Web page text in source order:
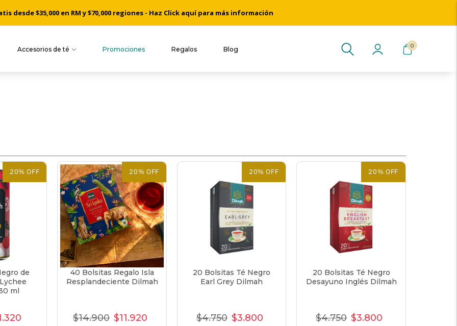
desde $35,000 en RM y $70,000 regiones - Haz Click aquí para más información
Accesorios de té Promociones Regalos Blog 0
20% OFF
de
ml
20% OFF
40 Bolsitas Regalo Isla
Resplandeciente Dilmah
Precio
$14.900 Precio
$11.920
20% OFF
20 Bolsitas Té Negro
Earl Grey Dilmah
Precio
$4.750 Precio
$3.800
20% OFF
20 Bolsitas Té Negro
Desayuno Inglés Dilmah
Precio
$4.750 Precio
$3.800